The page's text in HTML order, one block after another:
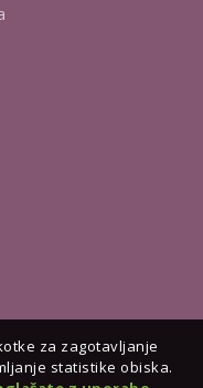
za zagotavljanje
statistike obiska.